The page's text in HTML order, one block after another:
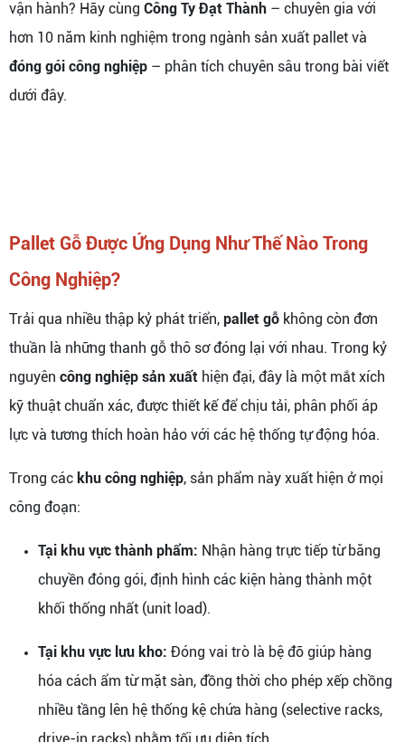
vận hành? Hãy cùng Công Ty Đạt Thành – chuyên gia với
hơn 10 năm kinh nghiệm trong ngành sản xuất pallet và
đóng gói công nghiệp – phân tích chuyên sâu trong bài viết
dưới đây.
Pallet Gỗ Được Ứng Dụng Như Thế Nào Trong
Công Nghiệp?
Trải qua nhiều thập kỷ phát triển, pallet gỗ không còn đơn
thuần là những thanh gỗ thô sơ đóng lại với nhau. Trong kỷ
nguyên công nghiệp sản xuất hiện đại, đây là một mắt xích
kỹ thuật chuẩn xác, được thiết kế để chịu tải, phân phối áp
lực và tương thích hoàn hảo với các hệ thống tự động hóa.
Trong các khu công nghiệp, sản phẩm này xuất hiện ở mọi
công đoạn:
Tại khu vực thành phẩm: Nhận hàng trực tiếp từ băng
chuyền đóng gói, định hình các kiện hàng thành một
khối thống nhất (unit load).
Tại khu vực lưu kho: Đóng vai trò là bệ đỡ giúp hàng
hóa cách ẩm từ mặt sàn, đồng thời cho phép xếp chồng
nhiều tầng lên hệ thống kệ chứa hàng (selective racks,